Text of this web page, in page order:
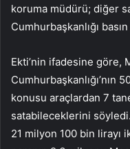
koruma müdürü; diğer
Cumhurbaşkanlığı
Ekti’nin ifadesine göre,
Cumhurbaşkanlığı’nın
konusu araçlardan 7
satabileceklerini
21 milyon 100 bin lirayı